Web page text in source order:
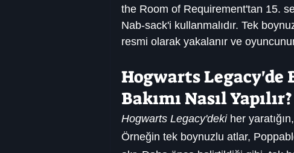
the Room of Requirement'tan 15.
Nab-sack'i kullanmalıdır. Tek
resmi olarak yakalanır ve
Hogwarts Legacy'de
Bakımı Nasıl Yapılır?
Hogwarts Legacy'deki her
Örneğin tek boynuzlu atlar,